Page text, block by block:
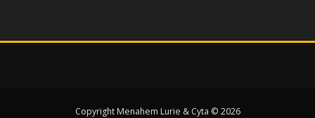
Copyright Menahem Lurie & Cyta © 2026